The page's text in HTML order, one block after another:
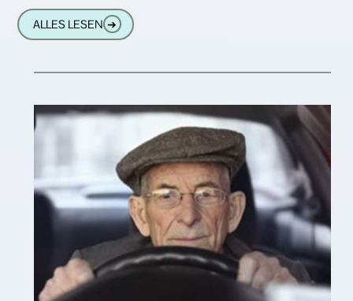
beidohrig an einem Hörverlust, der links
ALLES LESEN ➔